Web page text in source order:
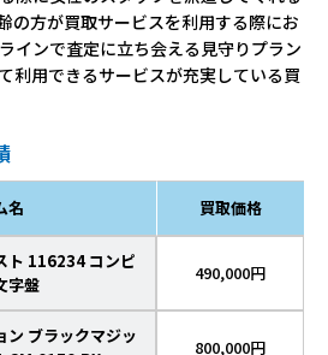
の方が買取サービスを利用する際にお
インで査定に立ち会える見守りプラン
利用できるサービスが充実している買
名 買取価格
ト 116234 コンピ
字盤
490,000円
ン ブラックマジッ
800,000円